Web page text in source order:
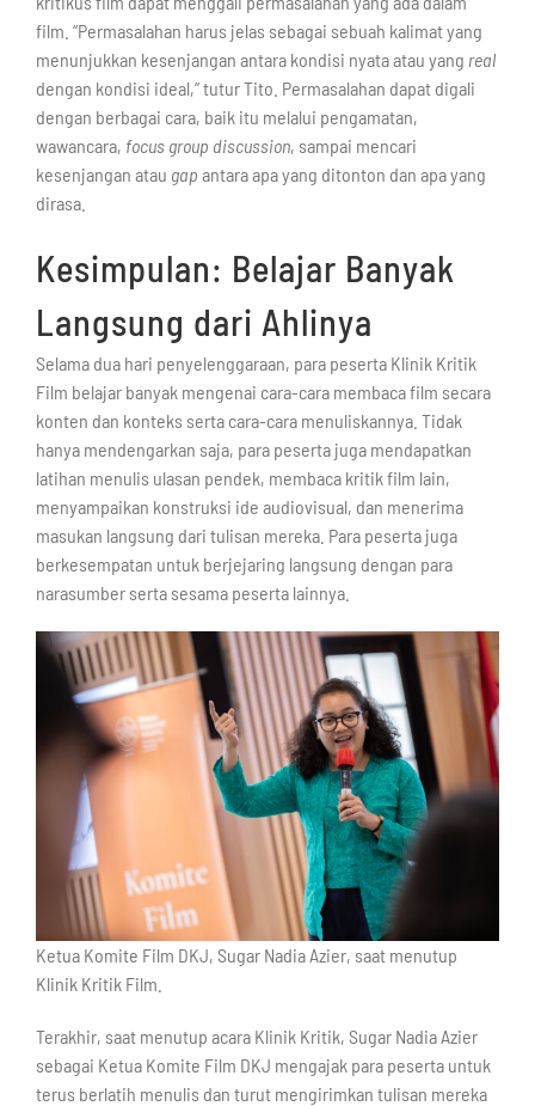
film. “Permasalahan harus jelas sebagai sebuah kalimat yang
menunjukkan kesenjangan antara kondisi nyata atau yang real
dengan kondisi ideal,” tutur Tito. Permasalahan dapat digali
dengan berbagai cara, baik itu melalui pengamatan,
wawancara, focus group discussion, sampai mencari
kesenjangan atau gap antara apa yang ditonton dan apa yang
dirasa.
Kesimpulan: Belajar Banyak
Langsung dari Ahlinya
Selama dua hari penyelenggaraan, para peserta Klinik Kritik
Film belajar banyak mengenai cara-cara membaca film secara
konten dan konteks serta cara-cara menuliskannya. Tidak
hanya mendengarkan saja, para peserta juga mendapatkan
latihan menulis ulasan pendek, membaca kritik film lain,
menyampaikan konstruksi ide audiovisual, dan menerima
masukan langsung dari tulisan mereka. Para peserta juga
berkesempatan untuk berjejaring langsung dengan para
narasumber serta sesama peserta lainnya.
Ketua Komite Film DKJ, Sugar Nadia Azier, saat menutup
Klinik Kritik Film.
Terakhir, saat menutup acara Klinik Kritik, Sugar Nadia Azier
sebagai Ketua Komite Film DKJ mengajak para peserta untuk
terus berlatih menulis dan turut mengirimkan tulisan mereka